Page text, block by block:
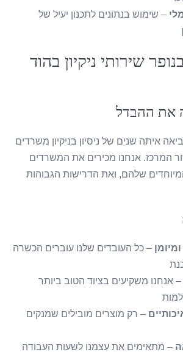
– שימוש בנתונים לתכנון יעיל של
שירותי ניקיון בהוד
את ההבדל
איתה שנים של ניסיון בניקיון משרדים
המרכז. אנחנו מכירים את המשרדים
שלהם, ואת הדרישות הגבוהות
– כל העובדים שלנו עוברים הכשרה
אנחנו משקיעים בציוד הטוב ביותר
– רק מוצרים מובילים שמנקים
– מתאימים את עצמנו לשעות העבודה